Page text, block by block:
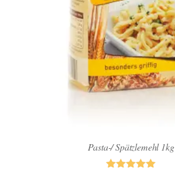
Pasta-/ Spätzlemehl 1kg